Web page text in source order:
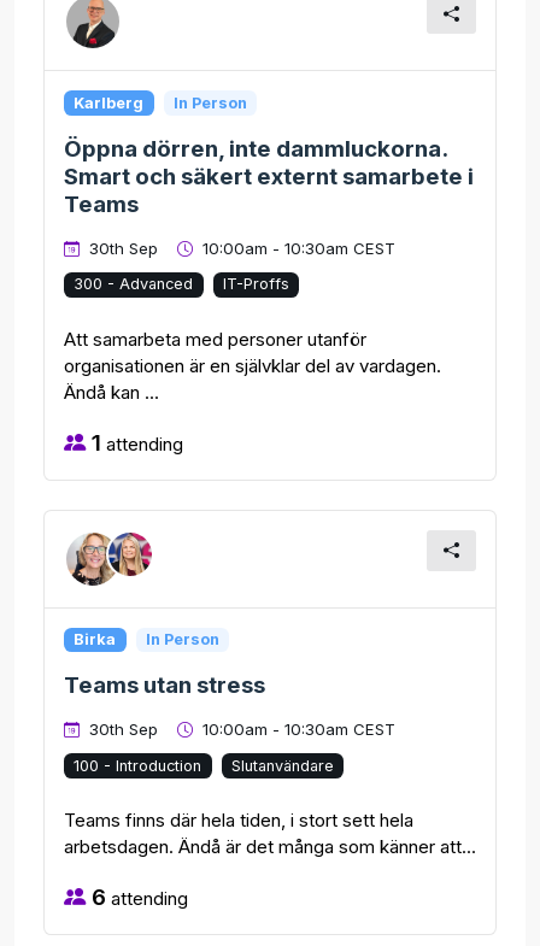
Karlberg In Person
Öppna dörren, inte dammluckorna.
Smart och säkert externt samarbete i
Teams
30th Sep 10:00am - 10:30am CEST
300 - Advanced IT-Proffs
Att samarbeta med personer utanför
organisationen är en självklar del av vardagen.
Ändå kan ...
1 attending
Birka In Person
Teams utan stress
30th Sep 10:00am - 10:30am CEST
100 - Introduction Slutanvändare
Teams finns där hela tiden, i stort sett hela
arbetsdagen. Ändå är det många som känner att...
6 attending